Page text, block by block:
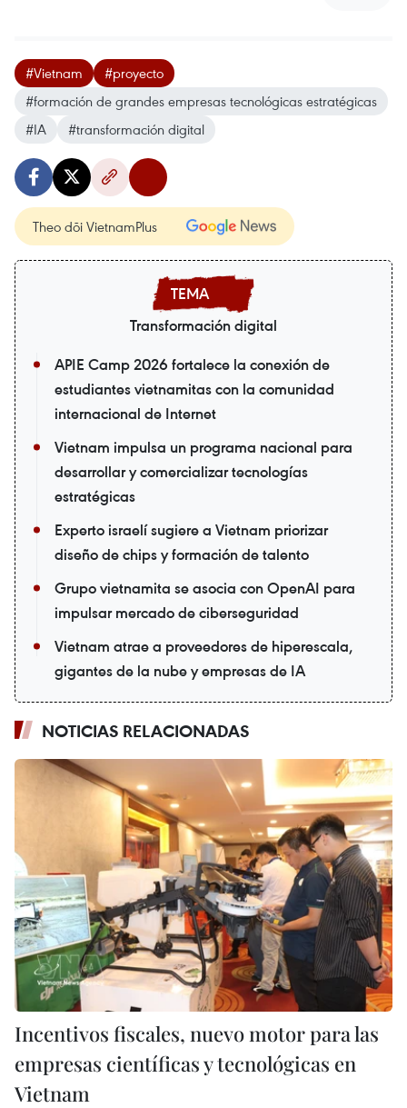
#Vietnam
#proyecto
#formación de grandes empresas tecnológicas estratégicas
#IA
#transformación digital
Theo dõi VietnamPlus
Transformación digital
APIE Camp 2026 fortalece la conexión de
estudiantes vietnamitas con la comunidad
internacional de Internet
Vietnam impulsa un programa nacional para
desarrollar y comercializar tecnologías
estratégicas
Experto israelí sugiere a Vietnam priorizar
diseño de chips y formación de talento
Grupo vietnamita se asocia con OpenAI para
impulsar mercado de ciberseguridad
Vietnam atrae a proveedores de hiperescala,
gigantes de la nube y empresas de IA
NOTICIAS RELACIONADAS
Incentivos fiscales, nuevo motor para las
empresas científicas y tecnológicas en
Vietnam